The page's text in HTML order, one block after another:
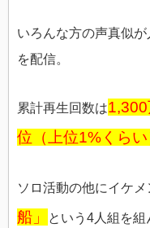
いろんな方の声真似
を配信。
累計再生回数は1,300
位（上位1%くらい
ソロ活動の他にイケ
船」
という4人組を組